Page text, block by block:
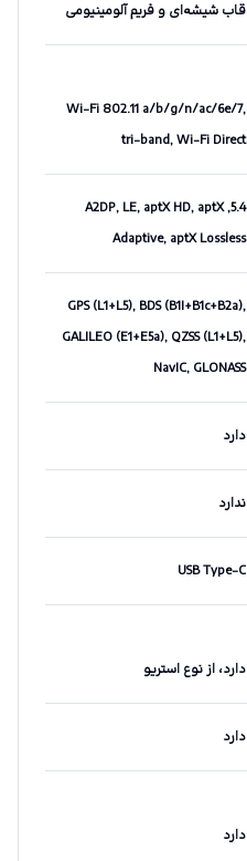
قاب شیشه‌ای و فریم آلومینیومی
Wi-Fi 802.11 a/b/g/n/ac/6e/7,
tri-band, Wi-Fi Direct
5.4, A2DP, LE, aptX HD, aptX
Adaptive, aptX Lossless
GPS (L1+L5), BDS (B1I+B1c+B2a),
GALILEO (E1+E5a), QZSS (L1+L5),
NavIC, GLONASS
دارد
ندارد
USB Type-C
دارد، از نوع استریو
دارد
دارد